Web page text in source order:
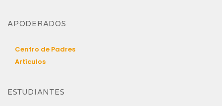
APODERADOS
Centro de Padres
Artículos
ESTUDIANTES